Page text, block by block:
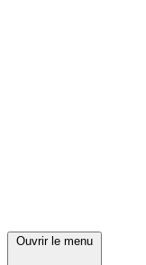
Ouvrir le menu